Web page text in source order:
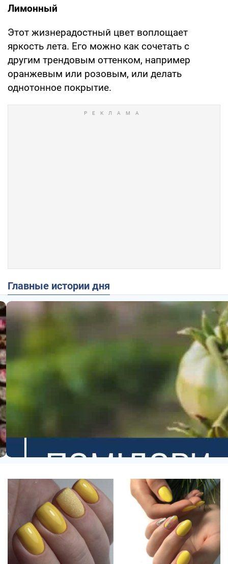
Лимонный
Этот жизнерадостный цвет воплощает
яркость лета. Его можно как сочетать с
другим трендовым оттенком, например
оранжевым или розовым, или делать
однотонное покрытие.
Главные истории дня